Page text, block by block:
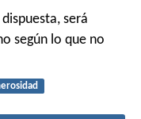
será
según lo que no